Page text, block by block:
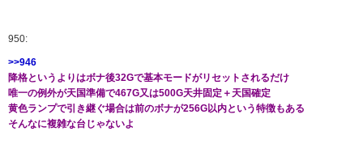
950:
>>946
降格というよりはボナ後32Gで基本モードがリセットされるだけ
唯一の例外が天国準備で467G又は500G天井固定＋天国確定
黄色ランプで引き継ぐ場合は前のボナが256G以内という特徴もある
そんなに複雑な台じゃないよ